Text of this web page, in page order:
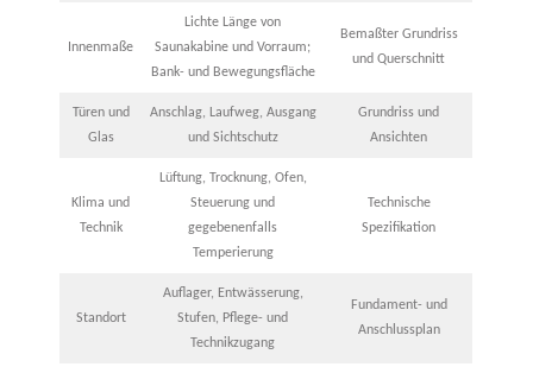
Innenmaße
Lichte Länge von
Saunakabine und Vorraum;
Bank- und Bewegungsfläche
Bemaßter Grundriss
und Querschnitt
Türen und
Glas
Anschlag, Laufweg, Ausgang
und Sichtschutz
Grundriss und
Ansichten
Klima und
Technik
Lüftung, Trocknung, Ofen,
Steuerung und
gegebenenfalls
Temperierung
Technische
Spezifikation
Standort
Auflager, Entwässerung,
Stufen, Pflege- und
Technikzugang
Fundament- und
Anschlussplan